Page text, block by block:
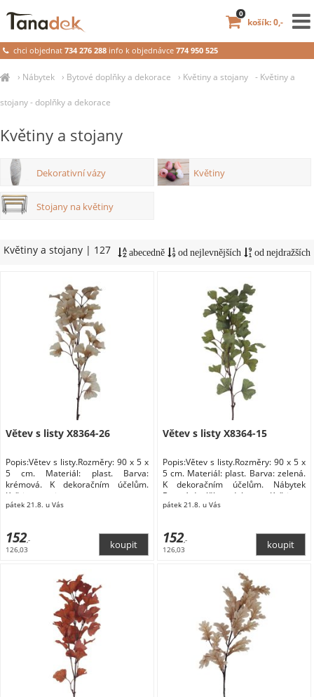
› Nábytek › Bytové doplňky a dekorace › Květiny a stojany - Květiny a
stojany - doplňky a dekorace
Květiny a stojany
Dekorativní vázy Květiny
Stojany na květiny
abecedně od nejlevnějších od nejdražších
Květiny a stojany | 127
Větev s listy X8364-26
Popis:Větev s listy.Rozměry: 90 x 5 x
5 cm. Materiál: plast. Barva:
krémová. K dekoračním účelům.
Květiny a stojany
pátek 21.8. u Vás
152,-
126,03
Větev s listy X8364-15
Popis:Větev s listy.Rozměry: 90 x 5 x
5 cm. Materiál: plast. Barva: zelená.
K dekoračním účelům. Nábytek
Bytové doplňky a dekorace Květiny a
stojany Květiny
pátek 21.8. u Vás
152,-
126,03
chci objednat734 276 288 info k objednávce 774 950 525
košík: 0,-
0